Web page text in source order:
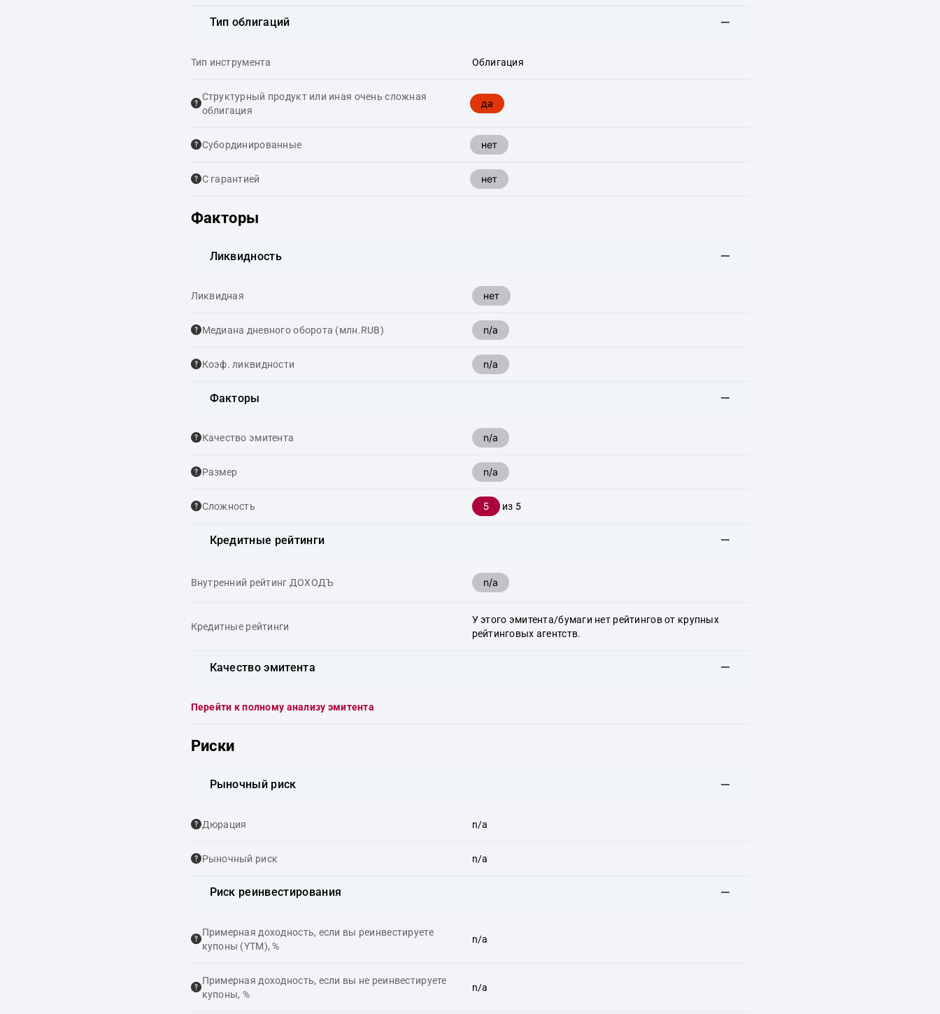
Тип облигаций
Тип инструмента Облигация
Структурный продукт или иная очень сложная
облигация
да
Cубординированные нет
С гарантией нет
Факторы
Ликвидность
Ликвидная нет
Медиана дневного оборота (млн.RUB) n/a
Коэф. ликвидности n/a
Факторы
Качество эмитента n/a
Размер n/a
Сложность 5 из 5
Кредитные рейтинги
Внутренний рейтинг ДОХОДЪ n/a
Кредитные рейтинги
У этого эмитента/бумаги нет рейтингов от крупных
рейтинговых агентств.
Качество эмитента
Перейти к полному анализу эмитента
Риски
Рыночный риск
Дюрация n/a
Рыночный риск n/a
Риск реинвестирования
Примерная доходность, если вы реинвестируете
купоны (YTM), %
n/a
Примерная доходность, если вы не реинвестируете
купоны, %
n/a